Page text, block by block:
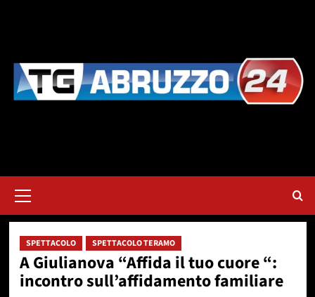
principale
SPETTACOLO SPETTACOLO TERAMO
A Giulianova “Affida il tuo cuore “:
incontro sull’affidamento familiare